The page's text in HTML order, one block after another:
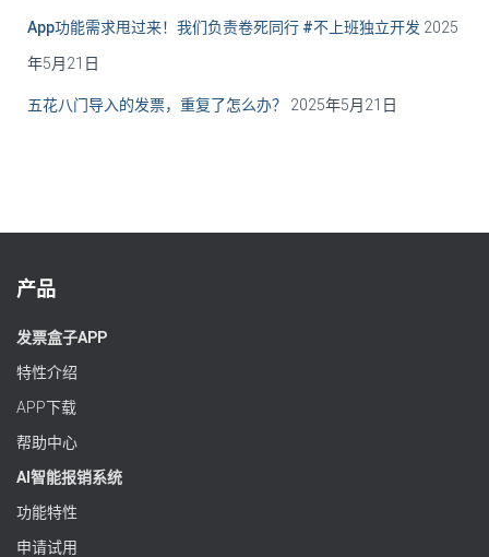
App功能需求甩过来！我们负责卷死同行 #不上班独立开发 2025
年5月21日
五花八门导入的发票，重复了怎么办？ 2025年5月21日
产品
发票盒子APP
特性介绍
APP下载
帮助中心
AI智能报销系统
功能特性
申请试用